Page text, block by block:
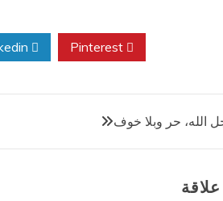
الله، حر وبلا خوف